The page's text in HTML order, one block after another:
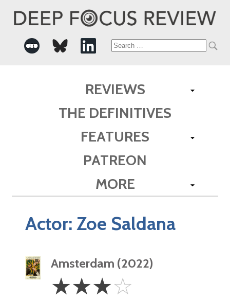
Search
REVIEWS
THE DEFINITIVES
FEATURES
PATREON
MORE
Actor: Zoe Saldana
Amsterdam (2022)
Stars
☆☆☆☆